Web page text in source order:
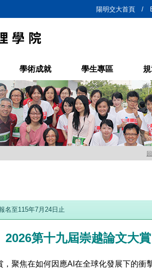
陽明交大首頁 /
學術成就 學生專區
名至115年7月24日止
2026第十九屆崇越論文大賞
聚焦在如何因應AI在全球化發展下的衝